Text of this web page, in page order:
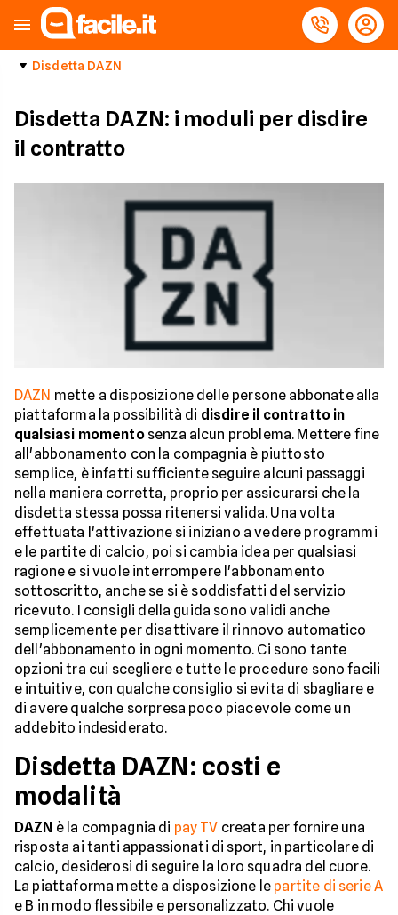
Disdetta DAZN
Disdetta DAZN: i moduli per disdire
il contratto
DAZN mette a disposizione delle persone abbonate alla
piattaforma la possibilità di disdire il contratto in
qualsiasi momentosenza alcun problema. Mettere fine
all'abbonamento con la compagnia è piuttosto
semplice, è infatti sufficiente seguire alcuni passaggi
nella maniera corretta, proprio per assicurarsi che la
disdetta stessa possa ritenersi valida. Una volta
effettuata l'attivazione si iniziano a vedere programmi
e le partite di calcio, poi si cambia idea per qualsiasi
ragione e si vuole interrompere l'abbonamento
sottoscritto, anche se si è soddisfatti del servizio
ricevuto. I consigli della guida sono validi anche
semplicemente per disattivare il rinnovo automatico
dell'abbonamento in ogni momento. Ci sono tante
opzioni tra cui scegliere e tutte le procedure sono facili
e intuitive, con qualche consiglio si evita di sbagliare e
di avere qualche sorpresa poco piacevole come un
addebito indesiderato.
Disdetta DAZN: costi e
modalità
DAZN è la compagnia di pay TV creata per fornire una
risposta ai tanti appassionati di sport, in particolare di
calcio, desiderosi di seguire la loro squadra del cuore.
La piattaforma mette a disposizione le partite di serie A
e B in modo flessibile e personalizzato. Chi vuole